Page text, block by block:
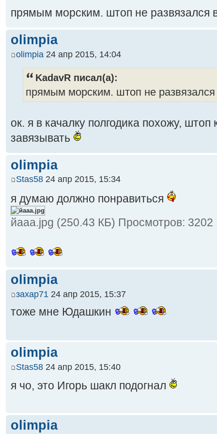
прямым морским. штоп не развязался
olimpia
olimpia 24 апр 2015, 14:04
KadavR писал(а):
прямым морским. штоп не
ок. я в качалку полгодика похожу,
завязывать
olimpia
Stas58 24 апр 2015, 15:34
я думаю должно понравиться
йааа.jpg (250.43 КБ) Просмотров: 3202
olimpia
захар71 24 апр 2015, 15:37
тоже мне Юдашкин
olimpia
Stas58 24 апр 2015, 15:40
я чо, это Игорь шакл подогнал
olimpia